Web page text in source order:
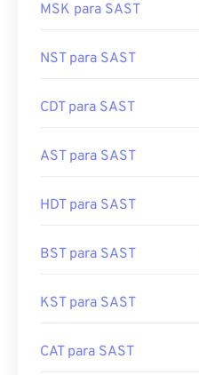
MSK para SAST
NST para SAST
CDT para SAST
AST para SAST
HDT para SAST
BST para SAST
KST para SAST
CAT para SAST